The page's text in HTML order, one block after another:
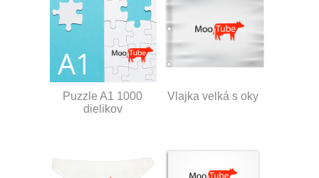
Puzzle A1 1000
dielikov
Vlajka velká s oky